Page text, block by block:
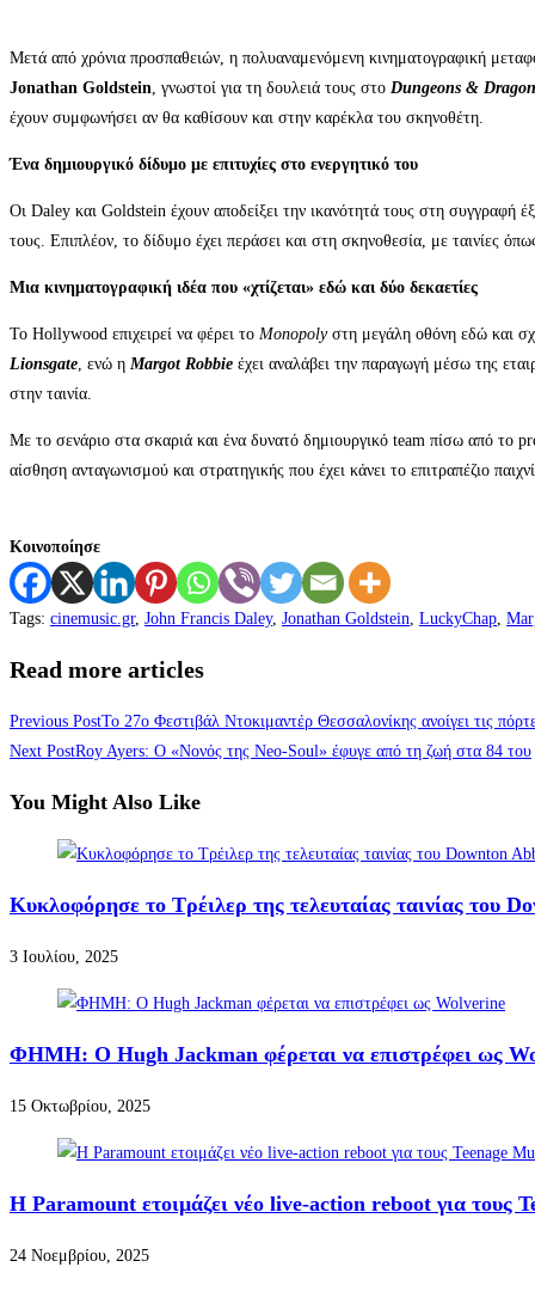
Μετά από χρόνια προσπαθειών, η πολυαναμενόμενη κινηματογραφική
Jonathan Goldstein , γνωστοί για τη δουλειά τους στο Dungeons &
έχουν συμφωνήσει αν θα καθίσουν και στην καρέκλα του σκηνοθέτη.
Ένα δημιουργικό δίδυμο με επιτυχίες στο ενεργητικό του
Οι Daley και Goldstein έχουν αποδείξει την ικανότητά τους στη συγγραφή
τους. Επιπλέον, το δίδυμο έχει περάσει και στη σκηνοθεσία, με ταινίες
Μια κινηματογραφική ιδέα που «χτίζεται» εδώ και δύο δεκαετίες
Το Hollywood επιχειρεί να φέρει το Monopolyστη μεγάλη οθόνη εδώ και
Lionsgate , ενώ η Margot Robbie έχει αναλάβει την παραγωγή μέσω της
στην ταινία.
Με το σενάριο στα σκαριά και ένα δυνατό δημιουργικό team πίσω από το
αίσθηση ανταγωνισμού και στρατηγικής που έχει κάνει το επιτραπέζιο
Κοινοποίησε
Tags: cinemusic.gr, John Francis Daley, Jonathan Goldstein LuckyChap
Read more articles
Previous PostΤο 27ο Φεστιβάλ Ντοκιμαντέρ Θεσσαλονίκης ανοίγει τις
Next PostRoy Ayers: Ο «Νονός της Neo-Soul» έφυγε από τη ζωή στα 84 του
You Might Also Like
Κυκλοφόρησε το Τρέιλερ της τελευταίας ταινίας του
3 Ιουλίου, 2025
ΦΗΜΗ: Ο Hugh Jackman φέρεται να επιστρέφει ως
15 Οκτωβρίου, 2025
Η Paramount ετοιμάζει νέο live-action reboot για τους
24 Νοεμβρίου, 2025